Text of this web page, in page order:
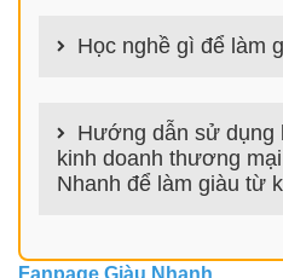
làm giàu từ người giàu.
chiều khi đi sâu vào phân
Học nghề gì để làm
nhất hiện nay là gì? Nên
hiện nay? Nghề kiếm tiền
nhập cao? danh sách
giúp bạn trả lời chính xác
Hướng dẫn sử dụng
kinh doanh thương
Nhanh để làm giàu từ
HÀNG ONLINE,
Fanpage Giàu Nhanh